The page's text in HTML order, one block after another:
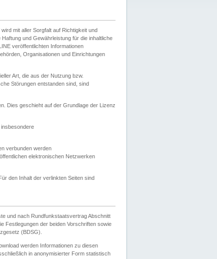
wird mit aller Sorgfalt auf Richtigkeit und
und Gewährleistung für die inhaltliche
veröffentlichten Informationen
Organisationen und Einrichtungen
Art, die aus der Nutzung bzw.
Störungen entstanden sind, sind
Dies geschieht auf der Grundlage der Lizenz
verbunden werden
elektronischen Netzwerken
den Inhalt der verlinkten Seiten sind
und nach Rundfunkstaatsvertrag Abschnitt
Festlegungen der beiden Vorschriften sowie
(BDSG).
werden Informationen zu diesen
in anonymisierter Form statistisch